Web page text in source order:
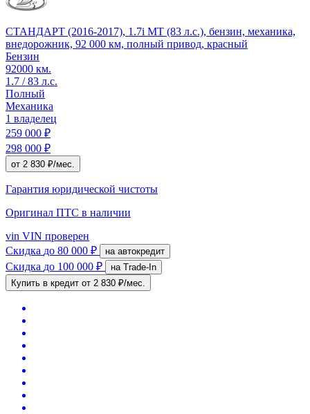
СТАНДАРТ (2016-2017), 1.7i MT (83 л.с.), бензин, механика,
внедорожник, 92 000 км, полный привод, красный
Бензин
92000 км.
1.7 / 83 л.с.
Полный
Механика
1 владелец
259 000 ₽
298 000 ₽
от 2 830 ₽/мес.
Гарантия юридической чистоты
Оригинал ПТС в наличии
vin VIN проверен
Скидка до 80 000 ₽ на автокредит
Скидка до 100 000 ₽
на Trade-In
Купить в кредит от 2 830 ₽/мес.